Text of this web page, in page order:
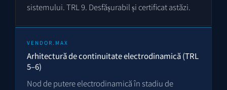
sistemului. TRL 9. Desfășurabil și certificat astăzi.
VENDOR.MAX
Arhitectură de continuitate electrodinamică (TRL
5–6)
Nod de putere electrodinamică în stadiu de